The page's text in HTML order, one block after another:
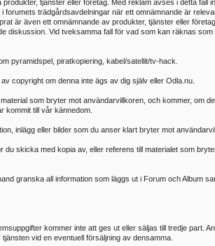
tjänster eller företag. Med reklam avses i detta fall
forumets trädgårdsavdelningar när ett omnämnande är
är även ett omnämnande av produkter, tjänster eller
diskussion. Vid tveksamma fall för vad som kan räknas
pyramidspel, piratkopiering, kabel/satellit/tv-hack.
copyright om denna inte ägs av dig själv eller Odla.nu.
som bryter mot användarvillkoren, och kommer, om
kommit till vår kännedom.
inlägg eller bilder som du anser klart bryter mot
du skicka med kopia av, eller referens till materialet som
granska all information som läggs ut i Forum och Album
kommer inte att ges ut eller säljas till tredje part.
vid en eventuell försäljning av densamma.